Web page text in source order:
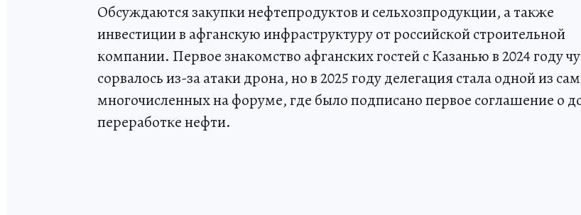
Обсуждаются закупки нефтепродуктов и сельхозпродукции, а также
инвестиции в афганскую инфраструктуру от российской строительной
компании. Первое знакомство афганских гостей с Казанью в 2024 году
сорвалось из-за атаки дрона, но в 2025 году делегация стала одной из
многочисленных на форуме, где было подписано первое соглашение о
переработке нефти.